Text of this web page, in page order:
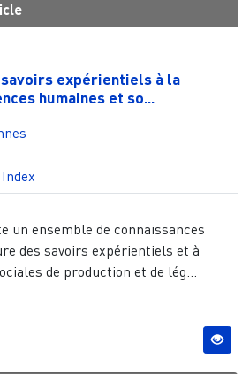
expérientiels à la
humaines et so...
Index
un ensemble de connaissances
des savoirs expérientiels et à
de production et de lég...